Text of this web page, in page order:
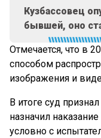
Кузбассовец
бывшей, оно
Отмечается, что в
способом
изображения и
В итоге суд
назначил
условно с